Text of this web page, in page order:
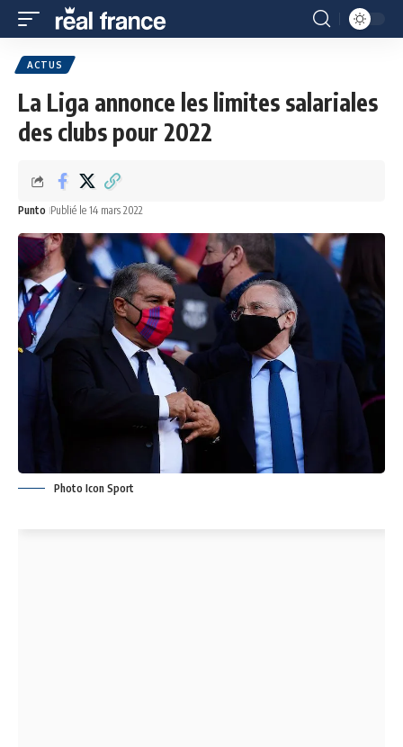
ACTUS
La Liga annonce les limites salariales
des clubs pour 2022
Punto Publié le 14 mars 2022
Photo Icon Sport